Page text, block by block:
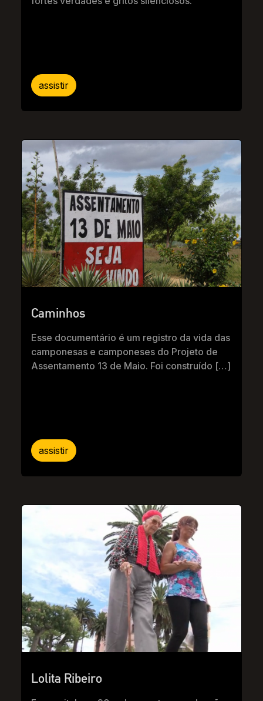
assistir
Caminhos
Esse documentário é um registro da vida das
camponesas e camponeses do Projeto de
Assentamento 13 de Maio. Foi construído […]
assistir
Lolita Ribeiro